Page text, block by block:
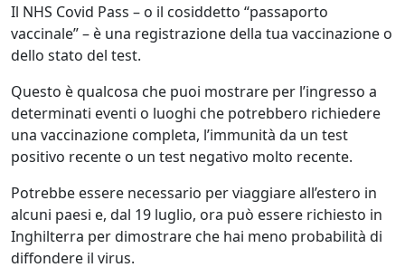
Il NHS Covid Pass – o il cosiddetto “passaporto
vaccinale” – è una registrazione della tua vaccinazione o
dello stato del test.
Questo è qualcosa che puoi mostrare per l’ingresso a
determinati eventi o luoghi che potrebbero richiedere
una vaccinazione completa, l’immunità da un test
positivo recente o un test negativo molto recente.
Potrebbe essere necessario per viaggiare all’estero in
alcuni paesi e, dal 19 luglio, ora può essere richiesto in
Inghilterra per dimostrare che hai meno probabilità di
diffondere il virus.